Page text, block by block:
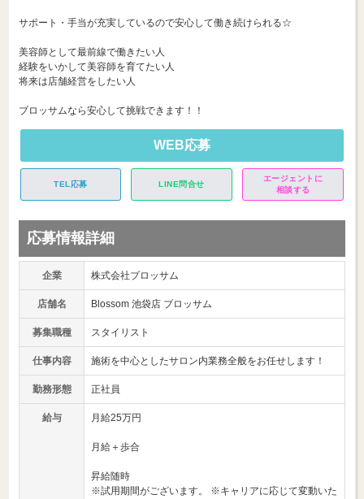
サポート・手当が充実しているので安心して働き続けられる☆
美容師として最前線で働きたい人
経験をいかして美容師を育てたい人
将来は店舗経営をしたい人
ブロッサムなら安心して挑戦できます！！
WEB応募
TEL応募 LINE問合せ
エージェントに
相談する
応募情報詳細
企業 株式会社ブロッサム
店舗名 Blossom 池袋店 ブロッサム
募集職種 スタイリスト
仕事内容 施術を中心としたサロン内業務全般をお任せします！
勤務形態 正社員
給与 月給25万円
月給＋歩合
昇給随時
※試用期間がございます。 ※キャリアに応じて変動いた